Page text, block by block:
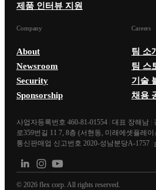
제품 인터뷰 지원
Company
About
Newsroom
Security
Sponsorship
Careers
팀 소
팀 스
기술
채용
사업자등록번호 460-81-01554 대표 장해남
로359번길 11 7, 8층 (서현동, 미래에셋플레이
통신판매업 신고번호 2020-성남분당A-1757
© 2026 flex corp. All rights reserved.